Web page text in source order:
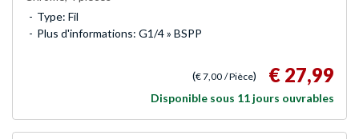
Type: Fil
Plus d'informations: G1/4 » BSPP
(€ 7,00 / Pièce) € 27,99
Disponible sous 11 jours ouvrables